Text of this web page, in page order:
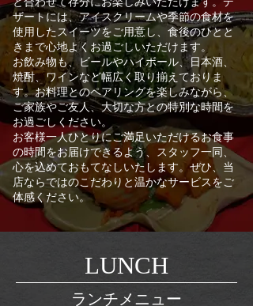
ザートには、アイスクリームや季節の食材を
使用したスイーツをご用意し、食後のひとと
きまで心地よくお過ごしいただけます。
お飲み物も、ビールやハイボール、日本酒、
焼酎、ワインなど幅広く取り揃えておりま
す。お料理とのペアリングを楽しみながら、
ご家族やご友人、大切な方との特別な時間を
お過ごしください。
お客様一人ひとりにご満足いただけるお食事
の時間をお届けできるよう、スタッフ一同、
心を込めておもてなしいたします。ぜひ、当
店ならではのこだわりと温かなサービスをご
体感ください。
LUNCH
ランチメニュー